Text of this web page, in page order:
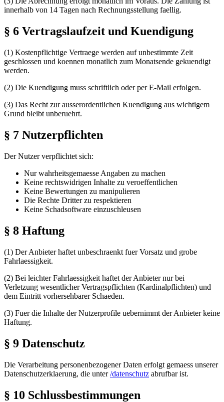
innerhalb von 14 Tagen nach Rechnungsstellung faellig.
§ 6 Vertragslaufzeit und Kuendigung
(1) Kostenpflichtige Vertraege werden auf unbestimmte Zeit
geschlossen und koennen monatlich zum Monatsende gekuendigt
werden.
(2) Die Kuendigung muss schriftlich oder per E-Mail erfolgen.
(3) Das Recht zur ausserordentlichen Kuendigung aus wichtigem
Grund bleibt unberuehrt.
§ 7 Nutzerpflichten
Der Nutzer verpflichtet sich:
Nur wahrheitsgemaesse Angaben zu machen
Keine rechtswidrigen Inhalte zu veroeffentlichen
Keine Bewertungen zu manipulieren
Die Rechte Dritter zu respektieren
Keine Schadsoftware einzuschleusen
§ 8 Haftung
(1) Der Anbieter haftet unbeschraenkt fuer Vorsatz und grobe
Fahrlaessigkeit.
(2) Bei leichter Fahrlaessigkeit haftet der Anbieter nur bei
Verletzung wesentlicher Vertragspflichten (Kardinalpflichten) und
dem Eintritt vorhersehbarer Schaeden.
(3) Fuer die Inhalte der Nutzerprofile uebernimmt der Anbieter keine
Haftung.
§ 9 Datenschutz
Die Verarbeitung personenbezogener Daten erfolgt gemaess unserer
Datenschutzerklaerung, die unter/datenschutz abrufbar ist.
§ 10 Schlussbestimmungen